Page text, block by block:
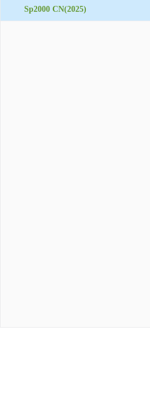
Sp2000 CN(2025)